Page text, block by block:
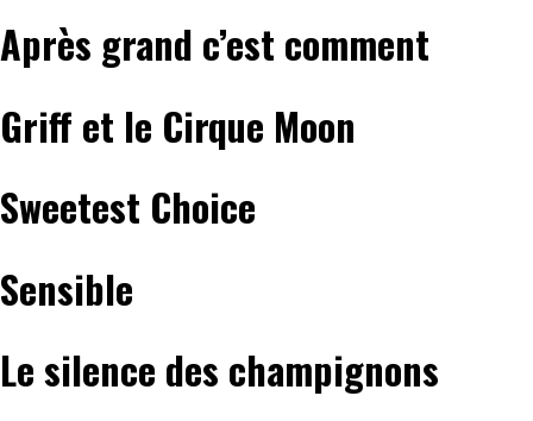
Après grand c’est comment
Griff et le Cirque Moon
Sweetest Choice
Sensible
Le silence des champignons